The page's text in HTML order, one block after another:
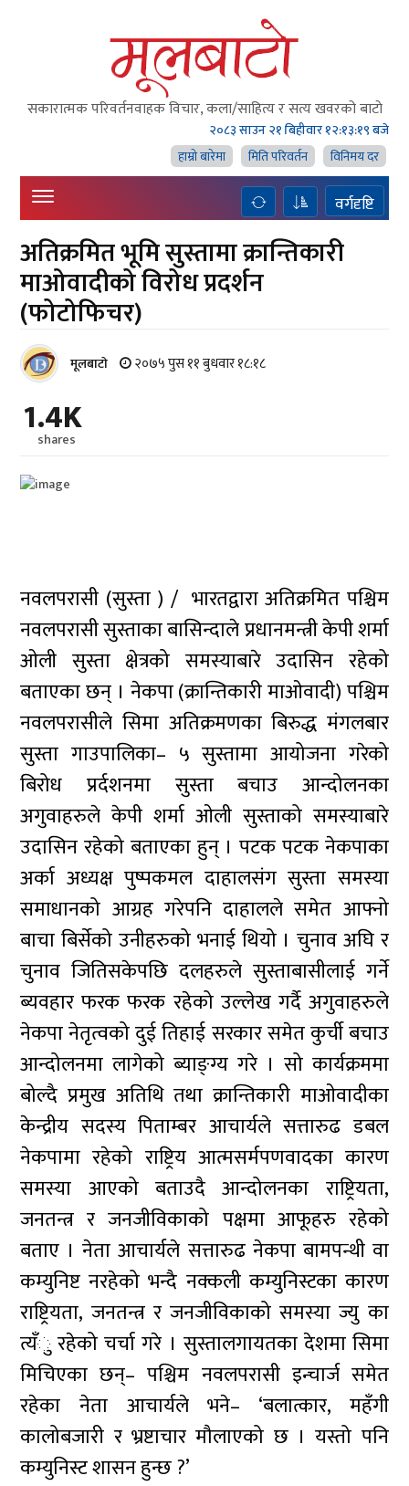
सकारात्मक परिवर्तनवाहक विचार, कला/साहित्य र सत्य खवरको बाटाे
२०८३ साउन २१ बिहीवार१२:१३:२० बजे
हाम्राे बारेमा
मिति परिवर्तन विनिमय दर
वर्गदृष्टि
अतिक्रमित भूमि सुस्तामा क्रान्तिकारी
माओवादीको विरोध प्रदर्शन
(फोटोफिचर)
मूलबाटाे २०७५ पुस ११ बुधवार १८:१८
1.4K
shares
नवलपरासी (सुस्ता ) / भारतद्वारा अतिक्रमित पश्चिम
नवलपरासी सुस्ताका बासिन्दाले प्रधानमन्त्री केपी शर्मा
ओली सुस्ता क्षेत्रको समस्याबारे उदासिन रहेको
बताएका छन् । नेकपा (क्रान्तिकारी माओवादी) पश्चिम
नवलपरासीले सिमा अतिक्रमणका बिरुद्ध मंगलबार
सुस्ता गाउपालिका– ५ सुस्तामा आयोजना गरेको
बिरोध प्रर्दशनमा सुस्ता बचाउ आन्दोलनका
अगुवाहरुले केपी शर्मा ओली सुस्ताको समस्याबारे
उदासिन रहेको बताएका हुन् । पटक पटक नेकपाका
अर्का अध्यक्ष पुष्पकमल दाहालसंग सुस्ता समस्या
समाधानको आग्रह गरेपनि दाहालले समेत आफ्नो
बाचा बिर्सेको उनीहरुको भनाई थियो । चुनाव अघि र
चुनाव जितिसकेपछि दलहरुले सुस्ताबासीलाई गर्ने
ब्यवहार फरक फरक रहेको उल्लेख गर्दै अगुवाहरुले
नेकपा नेतृत्वको दुई तिहाई सरकार समेत कुर्ची बचाउ
आन्दोलनमा लागेको ब्याङ्ग्य गरे । सो कार्यक्रममा
बोल्दै प्रमुख अतिथि तथा क्रान्तिकारी माओवादीका
केन्द्रीय सदस्य पिताम्बर आचार्यले सत्तारुढ डबल
नेकपामा रहेको राष्ट्रिय आत्मसर्मपणवादका कारण
समस्या आएको बताउदै आन्दोलनका राष्ट्रियता,
जनतन्त्र र जनजीविकाको पक्षमा आफूहरु रहेको
बताए । नेता आचार्यले सत्तारुढ नेकपा बामपन्थी वा
कम्युनिष्ट नरहेको भन्दै नक्कली कम्युनिस्टका कारण
राष्ट्रियता, जनतन्त्र र जनजीविकाको समस्या ज्यु का
त्यँु रहेको चर्चा गरे । सुस्तालगायतका देशमा सिमा
मिचिएका छन्– पश्चिम नवलपरासी इन्चार्ज समेत
रहेका नेता आचार्यले भने– ‘बलात्कार, महँगी
कालोबजारी र भ्रष्टाचार मौलाएको छ । यस्तो पनि
कम्युनिस्ट शासन हुन्छ ?’